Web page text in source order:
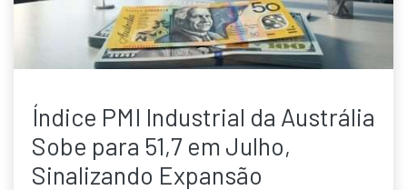
Índice PMI Industrial da Austrália
Sobe para 51,7 em Julho,
Sinalizando Expansão